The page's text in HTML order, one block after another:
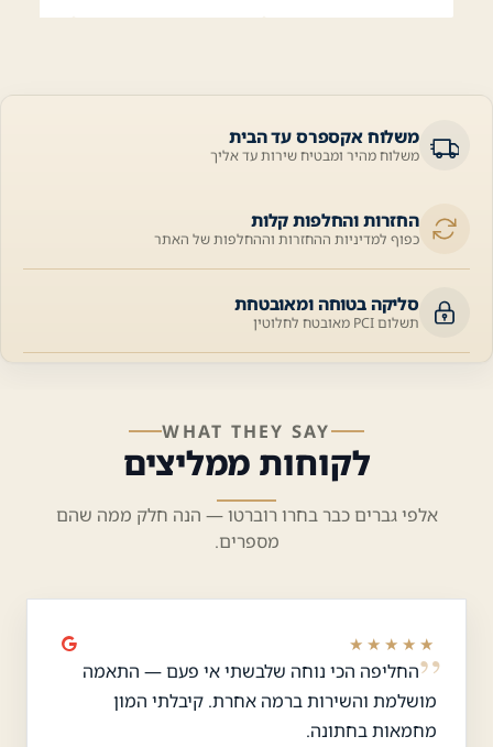
משלוח אקספרס עד הבית
משלוח מהיר ומבטיח שירות עד אליך
החזרות והחלפות קלות
כפוף למדיניות ההחזרות וההחלפות של האתר
סליקה בטוחה ומאובטחת
תשלום PCI מאובטח לחלוטין
WHAT THEY SAY
לקוחות ממליצים
אלפי גברים כבר בחרו רוברטו — הנה חלק ממה שהם
מספרים.
★★★★★
החליפה הכי נוחה שלבשתי אי פעם — התאמה
מושלמת והשירות ברמה אחרת. קיבלתי המון
מחמאות בחתונה.